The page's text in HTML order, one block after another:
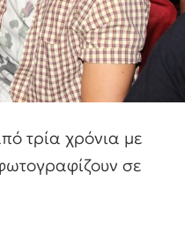
τρία χρόνια με
σε